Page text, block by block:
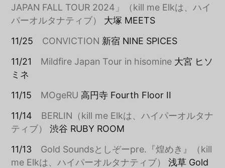
JAPAN FALL TOUR 2024」（kill me Elkは、ハイ
パーオルタナティブ）
大塚 MEETS
11/25 CONVICTION 新宿 NINE SPICES
11/21 Mildfire Japan Tour in hisomine 大宮 ヒソ
ミネ
11/15 MOgeRU 高円寺 Fourth Floor II
11/14 BERLIN（kill me Elkは、ハイパーオルタナ
ティブ）
渋谷 RUBY ROOM
11/13 Gold Soundsとしぞーpre.『煌めき』（kill
me Elkは、ハイパーオルタナティブ）
浅草 Gold